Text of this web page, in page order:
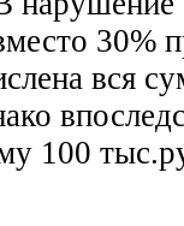
30%
вся
100